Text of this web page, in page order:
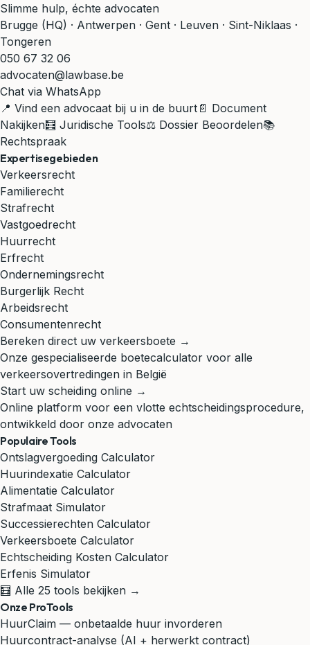
Slimme hulp, échte advocaten
Brugge (HQ) · Antwerpen · Gent · Leuven · Sint-Niklaas ·
Tongeren
050 67 32 06
advocaten@lawbase.be
Chat via WhatsApp
📍 Vind een advocaat bij u in de buurt 📄 Document
Nakijken🧮 Juridische Tools⚖️ Dossier Beoordelen📚
Rechtspraak
Expertisegebieden
Verkeersrecht
Familierecht
Strafrecht
Vastgoedrecht
Huurrecht
Erfrecht
Ondernemingsrecht
Burgerlijk Recht
Arbeidsrecht
Consumentenrecht
Bereken direct uw verkeersboete →
Onze gespecialiseerde boetecalculator voor alle
verkeersovertredingen in België
Start uw scheiding online →
Online platform voor een vlotte echtscheidingsprocedure,
ontwikkeld door onze advocaten
Populaire Tools
Ontslagvergoeding Calculator
Huurindexatie Calculator
Alimentatie Calculator
Strafmaat Simulator
Successierechten Calculator
Verkeersboete Calculator
Echtscheiding Kosten Calculator
Erfenis Simulator
🧮 Alle 25 tools bekijken →
Onze ProTools
HuurClaim — onbetaalde huur invorderen
Huurcontract-analyse (AI + herwerkt contract)